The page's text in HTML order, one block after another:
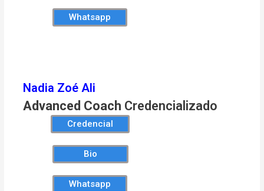
Whatsapp
Nadia Zoé Ali
Advanced Coach Credencializado
Credencial
Bio
Whatsapp